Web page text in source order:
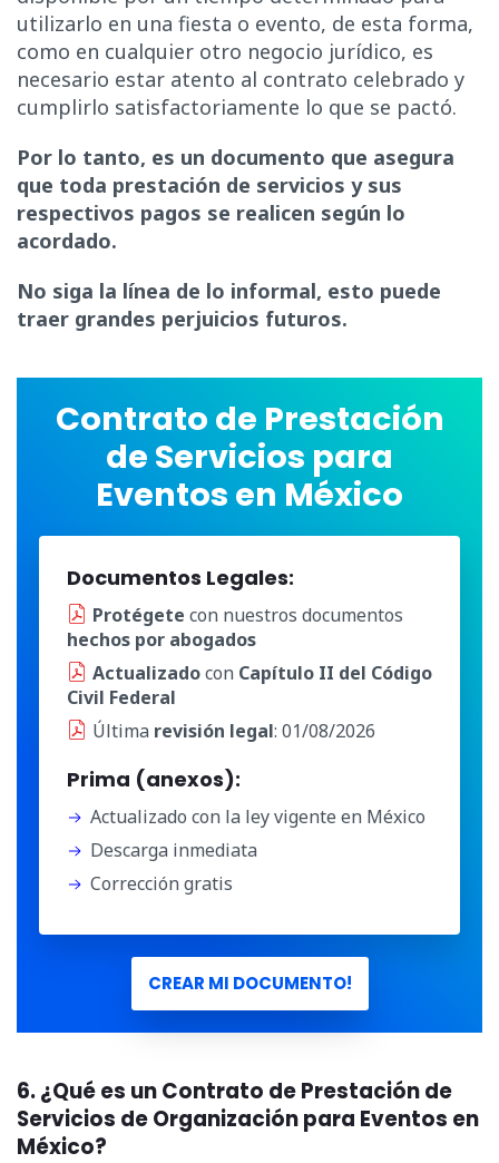
utilizarlo en una fiesta o evento, de esta forma,
como en cualquier otro negocio jurídico, es
necesario estar atento al contrato celebrado y
cumplirlo satisfactoriamente lo que se pactó.
Por lo tanto, es un documento que asegura
que toda prestación de servicios y sus
respectivos pagos se realicen según lo
acordado.
No siga la línea de lo informal, esto puede
traer grandes perjuicios futuros.
Contrato de Prestación
de Servicios para
Eventos en México
Documentos Legales:
Protégete con nuestros documentos
hechos por abogados
Actualizadocon Capítulo II del Código
Civil Federal
Última revisión legal: 01/08/2026
Prima (anexos):
Actualizado con la ley vigente en México
Descarga inmediata
Corrección gratis
CREAR MI DOCUMENTO!
6. ¿Qué es un Contrato de Prestación de
Servicios de Organización para Eventos en
México?